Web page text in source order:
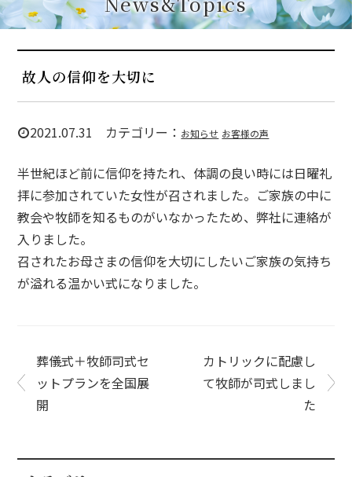
故人の信仰を大切に
2021.07.31 カテゴリー： お知らせ お客様の声
半世紀ほど前に信仰を持たれ、体調の良い時には日曜礼
拝に参加されていた女性が召されました。ご家族の中に
教会や牧師を知るものがいなかったため、弊社に連絡が
入りました。
召されたお母さまの信仰を大切にしたいご家族の気持ち
が溢れる温かい式になりました。
葬儀式＋牧師司式セ
ットプランを全国展
開
カトリックに配慮し
て牧師が司式しまし
た